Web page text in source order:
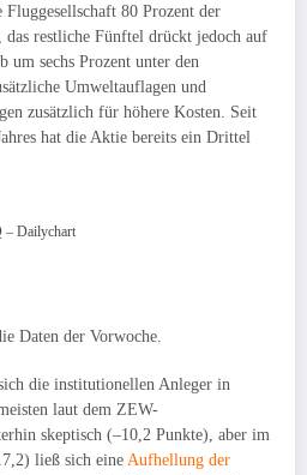
80 Prozent der
das restliche Fünftel drückt jedoch auf
um sechs Prozent unter den
Umweltauflagen und
zusätzlich für höhere Kosten. Seit
hat die Aktie bereits ein Drittel
– Dailychart
Daten der Vorwoche.
die institutionellen Anleger in
laut dem ZEW-
skeptisch (–10,2 Punkte), aber im
ließ sich eine Aufhellung der